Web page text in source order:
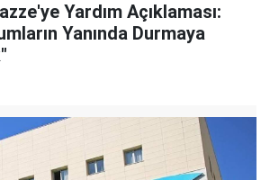
Yardım Açıklaması:
Yanında Durmaya